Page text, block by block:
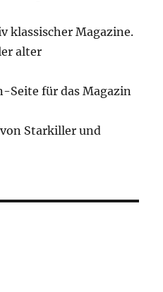
klassischer Magazine.
alter
Seite für das Magazin
Starkiller und